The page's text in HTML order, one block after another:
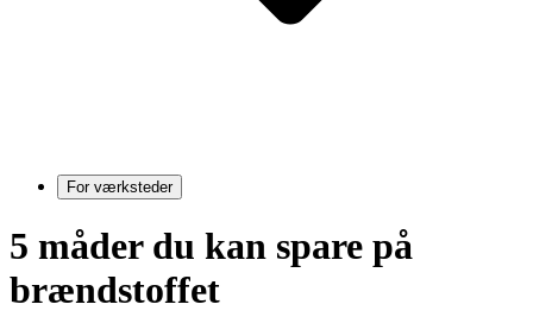
For værksteder
5 måder du kan spare på
brændstoffet